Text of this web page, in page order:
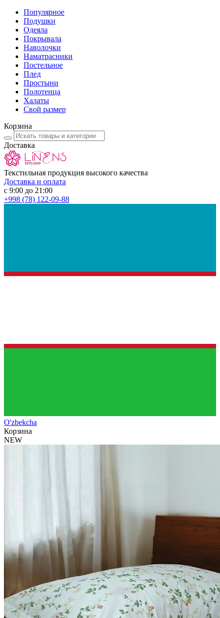
Популярное
Подушки
Одеяла
Покрывала
Наволочки
Наматрасники
Постельное
Плед
Простыни
Полотенца
Халаты
Свой размер
Корзина
Доставка
Текстильная продукция высокого качества
Доставка и оплата
с 9:00 до 21:00
+998 (78) 122-09-88
O'zbekcha
Корзина
NEW